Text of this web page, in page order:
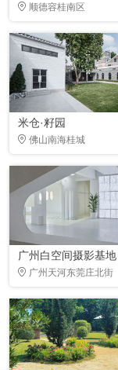
顺德容桂南区
米仓·籽园
佛山南海桂城
广州白空间摄影基地
广州天河东莞庄北街